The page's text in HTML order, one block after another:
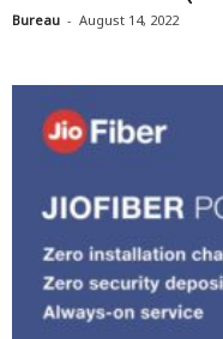
Bureau - August 14, 2022